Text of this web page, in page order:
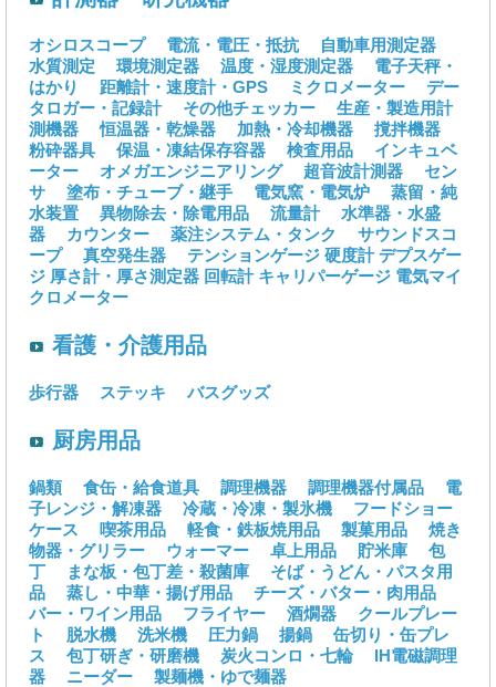
オシロスコープ 電流・電圧・抵抗
自動車用測定器
水質測定
環境測定器 温度・湿度測定器
電子天秤・
はかり
距離計・速度計・GPS ミクロメーター
デー
タロガー・記録計
その他チェッカー
生産・製造用計
測機器
恒温器・乾燥器 加熱・冷却機器
撹拌機器
粉砕器具
保温・凍結保存容器 検査用品
インキュベ
ーター
オメガエンジニアリング 超音波計測器
セン
サ
塗布・チューブ・継手 電気窯・電気炉
蒸留・純
水装置
異物除去・除電用品 流量計
水準器・水盛
器
カウンター 薬注システム・タンク
サウンドスコ
ープ
真空発生器 テンションゲージ 硬度計 デプスゲー
ジ 厚さ計・厚さ測定器 回転計 キャリパーゲージ 電気マイ
クロメーター
看護・介護用品
歩行器 ステッキ バスグッズ
厨房用品
鍋類 食缶・給食道具 調理機器 調理機器付属品
電
子レンジ・解凍器
冷蔵・冷凍・製氷機
フードショー
ケース
喫茶用品 軽食・鉄板焼用品 製菓用品
焼き
物器・グリラー
ウォーマー 卓上用品 貯米庫
包
丁
まな板・包丁差・殺菌庫
そば・うどん・パスタ用
品
蒸し・中華・揚げ用品
チーズ・バター・肉用品
バー・ワイン用品
フライヤー 酒燗器
クールプレー
ト
脱水機 洗米機 圧力鍋 揚鍋
缶切り・缶プレ
ス
包丁研ぎ・研磨機 炭火コンロ・七輪
IH電磁調理
器
ニーダー 製麺機・ゆで麺器